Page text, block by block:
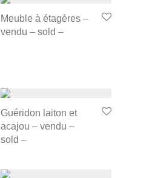
Meuble à étagères –
vendu – sold –
Guéridon laiton et
acajou – vendu –
sold –